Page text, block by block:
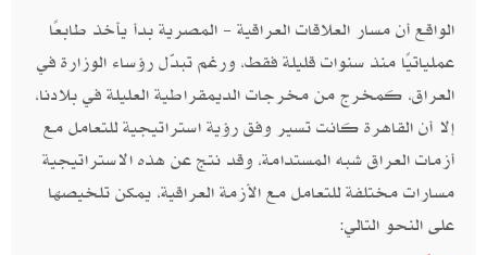
الواقع أن مسار العلاقات العراقية - المصرية بدأ يأخذ طابعًا
عملياتيًا منذ سنوات قليلة فقط، ورغم تبدّل رؤساء الوزارة في
العراق، كمخرج من مخرجات الديمقراطية العليلة في بلادنا،
إلا أن القاهرة كانت تسير وفق رؤية استراتيجية للتعامل مع
أزمات العراق شبه المستدامة، وقد نتج عن هذه الاستراتيجية
مسارات مختلفة للتعامل مع الأزمة العراقية، يمكن تلخيصها
على النحو التالي: